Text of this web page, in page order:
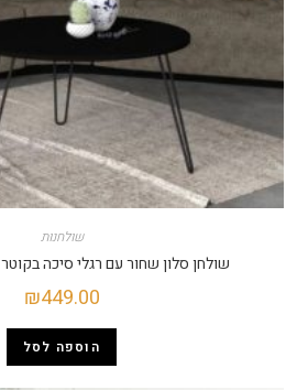
שולחנות
שולחן סלון שחור עם רגלי סיכה בקוטר 80 ס”מ דגם רועי.
₪449.00
הוספה לסל